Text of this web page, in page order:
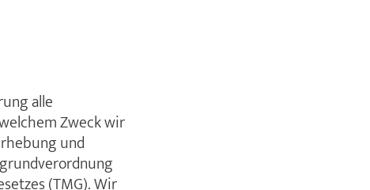
alle
Zweck wir
und